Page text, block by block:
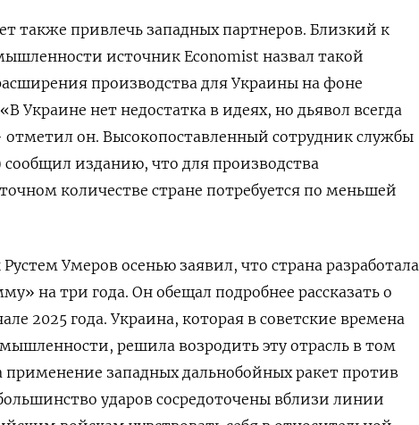
также привлечь западных партнеров. Близкий к
источник Economist назвал такой
производства для Украины на фоне
Украине нет недостатка в идеях, но дьявол всегда
он. Высокопоставленный сотрудник службы
изданию, что для производства
количестве стране потребуется по меньшей
Умеров осенью заявил, что страна разработала
на три года. Он обещал подробнее рассказать о
2025 года. Украина, которая в советские времена
решила возродить эту отрасль в том
западных дальнобойных ракет против
ударов сосредоточены вблизи линии